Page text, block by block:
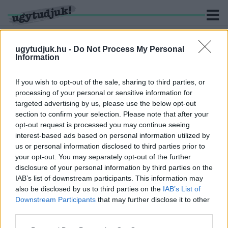
ugytudjuk.hu - Do Not Process My Personal
Information
If you wish to opt-out of the sale, sharing to third parties, or
processing of your personal or sensitive information for
targeted advertising by us, please use the below opt-out
section to confirm your selection. Please note that after your
opt-out request is processed you may continue seeing
interest-based ads based on personal information utilized by
us or personal information disclosed to third parties prior to
your opt-out. You may separately opt-out of the further
disclosure of your personal information by third parties on the
IAB’s list of downstream participants. This information may
also be disclosed by us to third parties on the IAB’s List of
Downstream Participants that may further disclose it to other
KERESÉS
4 hír találató a(z) "képviselőjelöltek" cimkével ellátva.
VALÓSZÍNŰLEG GYŐR AZ EGYIK KULCSKÉRDÉS
A HIÁNYZÓ FIDESZES MANDÁTUMOK ÜGYÉBEN
2025. július. 29. 11:00
A kormánypárt még nem döntött minden jelöltről.
EZ ITT A NAGY SZOMBATHELYI
JELÖLTBEMUTATÓ, ŐK A KÖRZETEK
KÉPVISELŐJELÖLTJEI (2. RÉSZ)
2019. október. 08. 12:01